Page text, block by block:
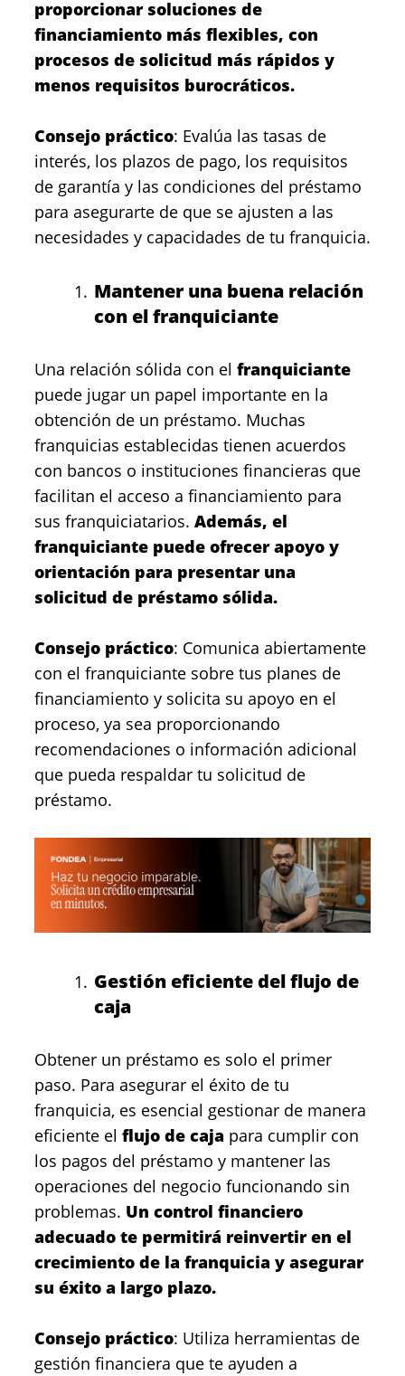
proporcionar soluciones de
financiamiento más flexibles, con
procesos de solicitud más rápidos y
menos requisitos burocráticos.
Consejo práctico: Evalúa las tasas de
interés, los plazos de pago, los requisitos
de garantía y las condiciones del préstamo
para asegurarte de que se ajusten a las
necesidades y capacidades de tu franquicia.
Mantener una buena relación
con el franquiciante
Una relación sólida con el franquiciante
puede jugar un papel importante en la
obtención de un préstamo. Muchas
franquicias establecidas tienen acuerdos
con bancos o instituciones financieras que
facilitan el acceso a financiamiento para
sus franquiciatarios. Además, el
franquiciante puede ofrecer apoyo y
orientación para presentar una
solicitud de préstamo sólida.
Consejo práctico: Comunica abiertamente
con el franquiciante sobre tus planes de
financiamiento y solicita su apoyo en el
proceso, ya sea proporcionando
recomendaciones o información adicional
que pueda respaldar tu solicitud de
préstamo.
Gestión eficiente del flujo de
caja
Obtener un préstamo es solo el primer
paso. Para asegurar el éxito de tu
franquicia, es esencial gestionar de manera
eficiente el flujo de caja para cumplir con
los pagos del préstamo y mantener las
operaciones del negocio funcionando sin
problemas. Un control financiero
adecuado te permitirá reinvertir en el
crecimiento de la franquicia y asegurar
su éxito a largo plazo.
Consejo práctico: Utiliza herramientas de
gestión financiera que te ayuden a